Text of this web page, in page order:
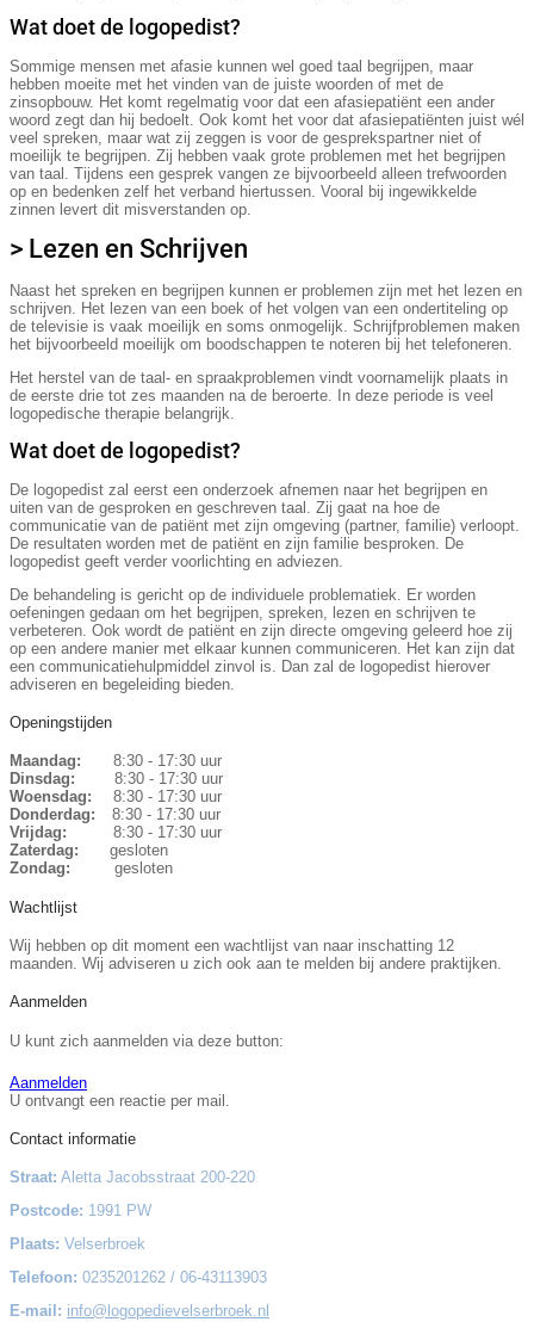
Wat doet de logopedist?
Sommige mensen met afasie kunnen wel goed taal begrijpen, maar
hebben moeite met het vinden van de juiste woorden of met de
zinsopbouw. Het komt regelmatig voor dat een afasiepatiënt een ander
woord zegt dan hij bedoelt. Ook komt het voor dat afasiepatiënten juist wél
veel spreken, maar wat zij zeggen is voor de gesprekspartner niet of
moeilijk te begrijpen. Zij hebben vaak grote problemen met het begrijpen
van taal. Tijdens een gesprek vangen ze bijvoorbeeld alleen trefwoorden
op en bedenken zelf het verband hiertussen. Vooral bij ingewikkelde
zinnen levert dit misverstanden op.
> Lezen en Schrijven
Naast het spreken en begrijpen kunnen er problemen zijn met het lezen en
schrijven. Het lezen van een boek of het volgen van een ondertiteling op
de televisie is vaak moeilijk en soms onmogelijk. Schrijfproblemen maken
het bijvoorbeeld moeilijk om boodschappen te noteren bij het telefoneren.
Het herstel van de taal- en spraakproblemen vindt voornamelijk plaats in
de eerste drie tot zes maanden na de beroerte. In deze periode is veel
logopedische therapie belangrijk.
Wat doet de logopedist?
De logopedist zal eerst een onderzoek afnemen naar het begrijpen en
uiten van de gesproken en geschreven taal. Zij gaat na hoe de
communicatie van de patiënt met zijn omgeving (partner, familie) verloopt.
De resultaten worden met de patiënt en zijn familie besproken. De
logopedist geeft verder voorlichting en adviezen.
De behandeling is gericht op de individuele problematiek. Er worden
oefeningen gedaan om het begrijpen, spreken, lezen en schrijven te
verbeteren. Ook wordt de patiënt en zijn directe omgeving geleerd hoe zij
op een andere manier met elkaar kunnen communiceren. Het kan zijn dat
een communicatiehulpmiddel zinvol is. Dan zal de logopedist hierover
adviseren en begeleiding bieden.
Openingstijden
Maandag:
8:30 - 17:30 uur
Dinsdag:
8:30 - 17:30 uur
Woensdag:
8:30 - 17:30 uur
Donderdag:
8:30 - 17:30 uur
Vrijdag:
8:30 - 17:30 uur
Zaterdag:
gesloten
Zondag:
gesloten
Wachtlijst
Wij hebben op dit moment een wachtlijst van naar inschatting 12
maanden. Wij adviseren u zich ook aan te melden bij andere praktijken.
Aanmelden
U kunt zich aanmelden via deze button:
Aanmelden
U ontvangt een reactie per mail.
Contact informatie
Straat: Aletta Jacobsstraat 200-220
Postcode: 1991 PW
Plaats: Velserbroek
Telefoon: 0235201262 / 06-43113903
E-mail: info@logopedievelserbroek.nl